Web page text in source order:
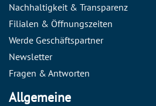
Nachhaltigkeit & Transparenz
Filialen & Öffnungszeiten
Werde Geschäftspartner
Newsletter
Fragen & Antworten
Allgemeine